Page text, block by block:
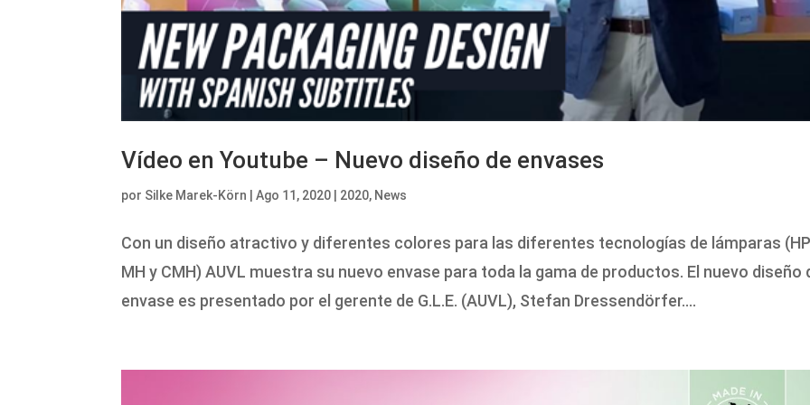
Vídeo en Youtube – Nuevo diseño de envases
por Silke Marek-Körn |Ago 11, 2020 2020, News
Con un diseño atractivo y diferentes colores para las diferentes tecnologías de lámparas
MH y CMH) AUVL muestra su nuevo envase para toda la gama de productos. El nuevo diseño
envase es presentado por el gerente de G.L.E. (AUVL), Stefan Dressendörfer....